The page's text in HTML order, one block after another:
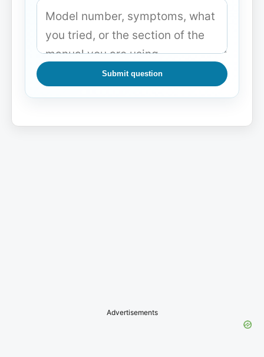
Submit question
Advertisements